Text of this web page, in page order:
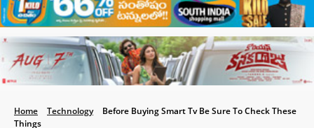
Home Technology
Before Buying Smart Tv Be Sure To Check These
Things